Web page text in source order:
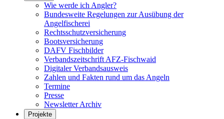
Wie werde ich Angler?
Bundesweite Regelungen zur Ausübung der
Angelfischerei
Rechtsschutzversicherung
Bootsversicherung
DAFV Fischbilder
Verbandszeitschrift AFZ-Fischwaid
Digitaler Verbandsausweis
Zahlen und Fakten rund um das Angeln
Termine
Presse
Newsletter Archiv
Projekte